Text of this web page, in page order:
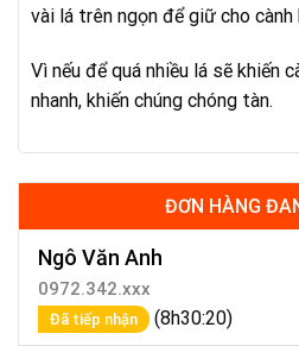
vài lá trên ngọn để giữ cho
Vì nếu để quá nhiều lá sẽ khiến
nhanh, khiến chúng chóng tàn.
ĐƠN HÀNG
Ngô Văn Anh
0972.342.xxx
Đã tiếp nhận (8h30:20)